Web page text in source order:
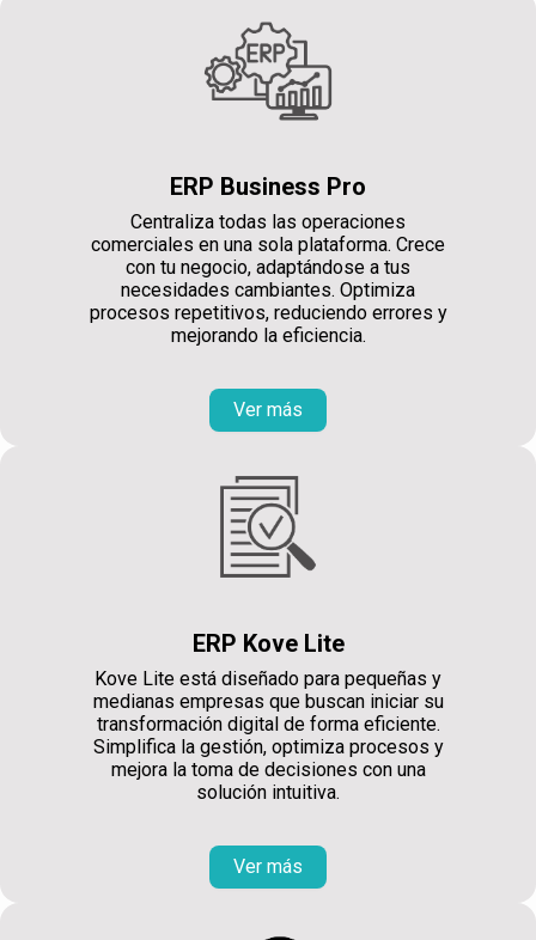
ERP Business Pro
Centraliza todas las operaciones
comerciales en una sola plataforma. Crece
con tu negocio, adaptándose a tus
necesidades cambiantes. Optimiza
procesos repetitivos, reduciendo errores y
mejorando la eficiencia.
Ver más
ERP Kove Lite
Kove Lite está diseñado para pequeñas y
medianas empresas que buscan iniciar su
transformación digital de forma eficiente.
Simplifica la gestión, optimiza procesos y
mejora la toma de decisiones con una
solución intuitiva.
Ver más